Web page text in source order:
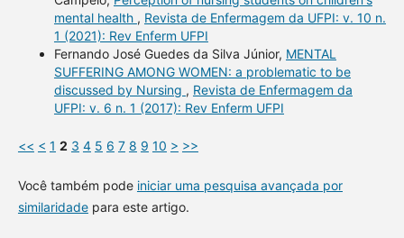
mental health , Revista de Enfermagem da UFPI: v. 10 n.
1 (2021): Rev Enferm UFPI
Fernando José Guedes da Silva Júnior, MENTAL
SUFFERING AMONG WOMEN: a problematic to be
discussed by Nursing , Revista de Enfermagem da
UFPI: v. 6 n. 1 (2017): Rev Enferm UFPI
<< < 1 2 3 4 5 6 7 8 9 10 > >>
Você também pode iniciar uma pesquisa avançada por
similaridadepara este artigo.